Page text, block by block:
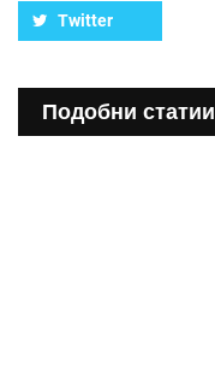
Twitter
Подобни статии